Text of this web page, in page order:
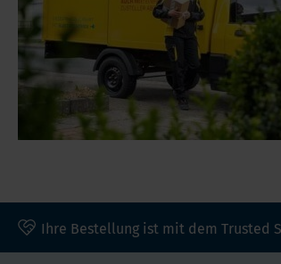
Ihre Bestellung ist mit dem Trusted